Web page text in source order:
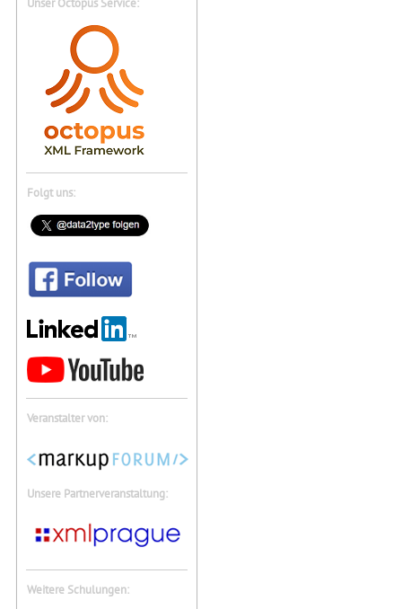
Unser Octopus Service:
Folgt uns:
Veranstalter von:
Unsere Partnerveranstaltung:
Weitere Schulungen: